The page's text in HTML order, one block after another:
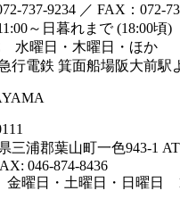
737-9234 ／ FAX：072-
～日暮れまで (18:00頃)
水曜日・木曜日・ほか
行電鉄 箕面船場阪大前駅
三浦郡葉山町一色943-1
046-874-8436
曜日・土曜日・日曜日